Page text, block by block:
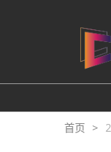
容
首页